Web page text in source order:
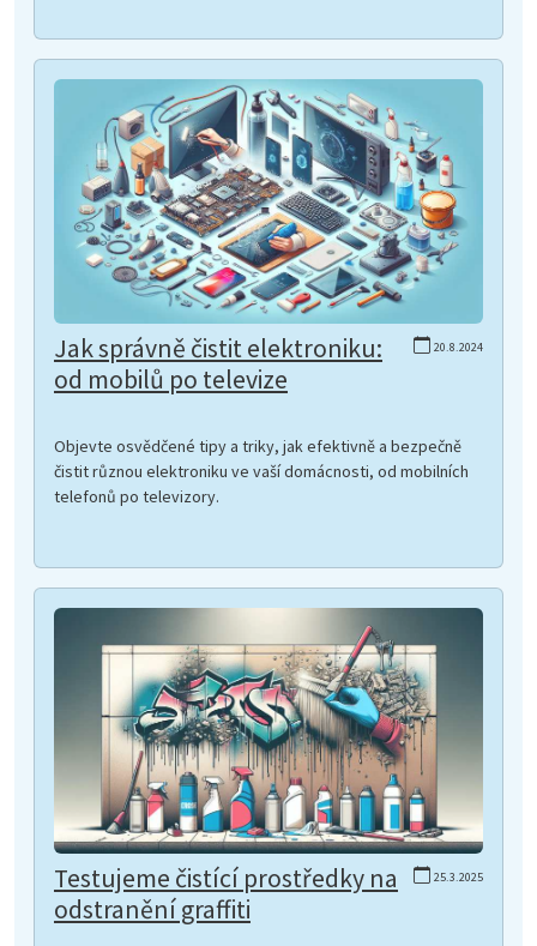
20.8.2024
Jak správně čistit elektroniku:
od mobilů po televize
Objevte osvědčené tipy a triky, jak efektivně a bezpečně
čistit různou elektroniku ve vaší domácnosti, od mobilních
telefonů po televizory.
25.3.2025
Testujeme čistící prostředky na
odstranění graffiti